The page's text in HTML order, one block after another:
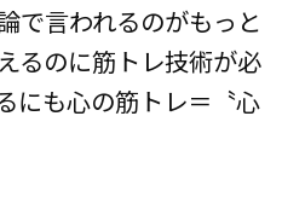
で言われるのがもっと
るのに筋トレ技術が必
にも心の筋トレ＝〝心